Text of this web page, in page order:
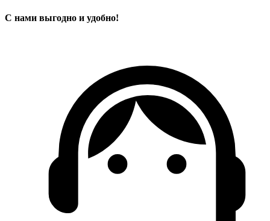
С нами выгодно и удобно!